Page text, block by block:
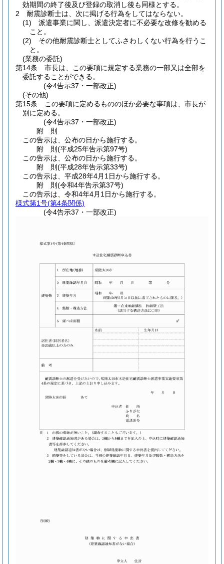
効期間の終了後及び登録の取消し後も同様とする。
2
耐震診断士は、次に掲げる行為をしてはならない。
(1)
派遣事業に関し、派遣決定者に不必要な改修を勧める
こと。
(2)
その他耐震診断士としてふさわしくない行為を行うこ
と。
(業務の委託)
第14条
市長は、この要項に規定する業務の一部又は全部を
委託することができる。
(令4告示37・一部改正)
(その他)
第15条
この要項に定めるもののほか必要な事項は、市長が
別に定める。
(令4告示37・一部改正)
附 則
この告示は、公布の日から施行する。
附 則(平成25年告示第97号)
この告示は、公布の日から施行する。
附 則(平成28年告示第33号)
この告示は、平成28年4月1日から施行する。
附 則(令和4年告示第37号)
この告示は、令和4年4月1日から施行する。
様式第1号(第4条関係)
(令4告示37・一部改正)